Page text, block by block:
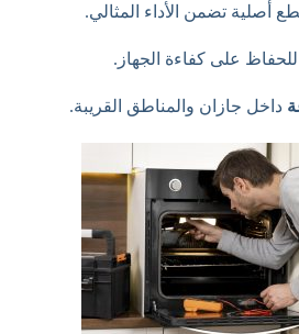
أصلية تضمن الأداء المثالي.
للحفاظ على كفاءة الجهاز.
داخل جازان والمناطق القريبة.